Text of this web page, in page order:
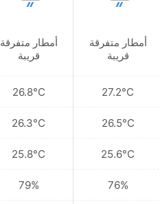
أمطار متفرقة
قريبة
27.2°C
26.5°C
25.6°C
76%
أمطار متفرقة
قريبة
26.8°C
26.3°C
25.8°C
79%